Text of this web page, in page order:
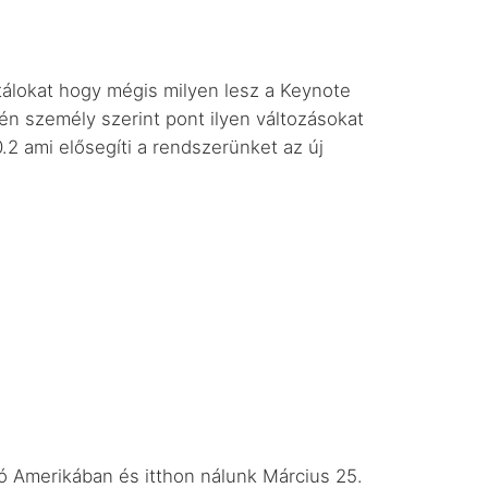
hogy mégis milyen lesz a Keynote
személy szerint pont ilyen változásokat
ami elősegíti a rendszerünket az új
Amerikában és itthon nálunk Március 25.